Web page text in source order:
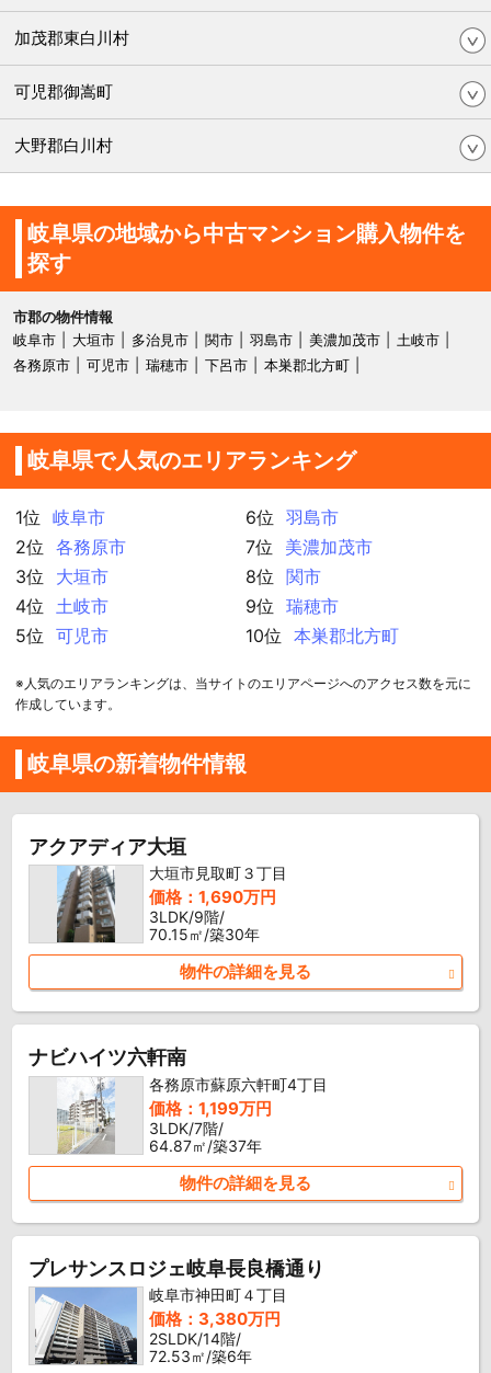
加茂郡東白川村
可児郡御嵩町
大野郡白川村
岐阜県の地域から中古マンション購入物件を
探す
市郡の物件情報
岐阜市
大垣市 多治見市 関市 羽島市 美濃加茂市
土岐市
各務原市
可児市 瑞穂市 下呂市 本巣郡北方町
岐阜県で人気のエリアランキング
1位
岐阜市
2位
各務原市
3位
大垣市
4位
土岐市
5位
可児市
6位
羽島市
7位
美濃加茂市
8位
関市
9位
瑞穂市
10位
本巣郡北方町
※人気のエリアランキングは、当サイトのエリアページへのアクセス数を元に
作成しています。
岐阜県の新着物件情報
アクアディア大垣
大垣市見取町３丁目
価格：1,690万円
3LDK/9階/
70.15㎡/築30年
物件の詳細を見る
ナビハイツ六軒南
各務原市蘇原六軒町4丁目
価格：1,199万円
3LDK/7階/
64.87㎡/築37年
物件の詳細を見る
プレサンスロジェ岐阜長良橋通り
岐阜市神田町４丁目
価格：3,380万円
2SLDK/14階/
72.53㎡/築6年